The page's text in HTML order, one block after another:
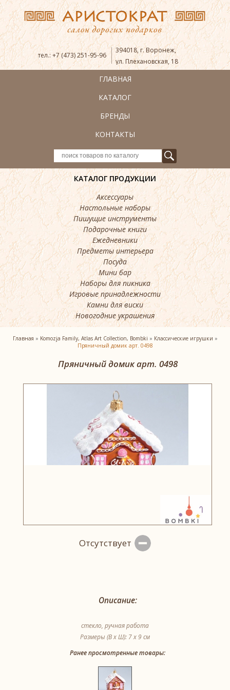
тел.: +7 (473) 251-95-96
394018,г. Воронеж,
ул. Плехановская, 18
ГЛАВНАЯ
КАТАЛОГ
БРЕНДЫ
КОНТАКТЫ
КАТАЛОГ ПРОДУКЦИИ
Аксессуары
Настольные наборы
Пишущие инструменты
Подарочные книги
Ежедневники
Предметы интерьера
Посуда
Мини бар
Наборы для пикника
Игровые принадлежности
Камни для виски
Новогодние украшения
Главная » Komozja Family, Atlas Art Collection, Bombki » Классические игрушки »
Пряничный домик арт. 0498
Пряничный домик арт. 0498
Отсутствует
Описание:
стекло, ручная работа
Размеры (В х Ш): 7 х 9 см
Ранее просмотренные товары: